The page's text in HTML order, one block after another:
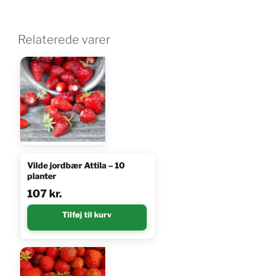
Relaterede varer
Vilde jordbær Attila – 10
planter
107kr.
Tilføj til kurv